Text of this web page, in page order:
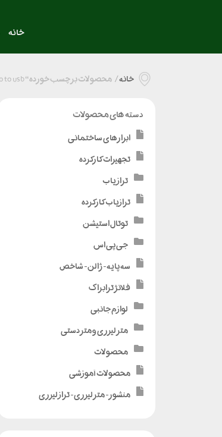
خانه
خانه/ محصولات برچسب خورده “lemo to usb”
دسته های محصولات
ابزارهای ساختمانی
تجهیزات کارکرده
تراز یاب
ترازیاب کارکرده
توتال استیشن
جی پی اس
سه پایه - ژالن - شاخص
فلانژ ترابراک
لوازم جانبی
متر لیزری و متر دستی
محصولات
محصولات آموزشی
منشور - متر لیزری - تراز لیزری